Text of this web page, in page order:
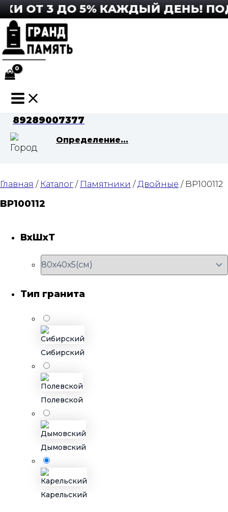
Перейти
к
содержимому
ОТ 3 ДО 5% КАЖДЫЙ ДЕНЬ!
Main
Menu
89289007377
Определение...
Главная / Каталог / Памятники / Двойные / BP100112
BP100112
Тип гранита
Карельский
Дымовский
Полевской
Сибирский
ВхШхТ